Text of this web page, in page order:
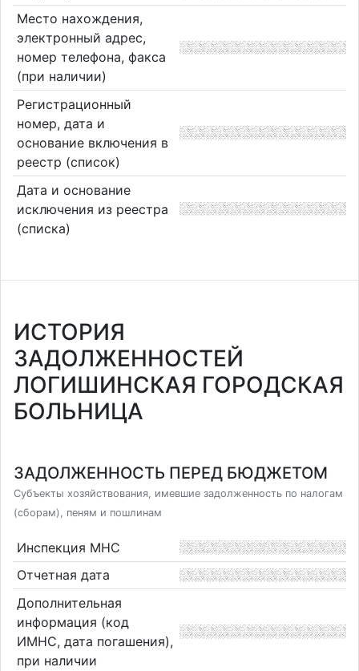
Место нахождения,
электронный адрес,
номер телефона, факса
(при наличии)
Регистрационный
номер, дата и
основание включения в
реестр (список)
Дата и основание
исключения из реестра
(списка)
ИСТОРИЯ
ЗАДОЛЖЕННОСТЕЙ
ЛОГИШИНСКАЯ ГОРОДСКАЯ
БОЛЬНИЦА
ЗАДОЛЖЕННОСТЬ ПЕРЕД БЮДЖЕТОМ
Субъекты хозяйствования, имевшие задолженность по налогам
(сборам), пеням и пошлинам
Инспекция МНС
Отчетная дата
Дополнительная
информация (код
ИМНС, дата погашения),
при наличии